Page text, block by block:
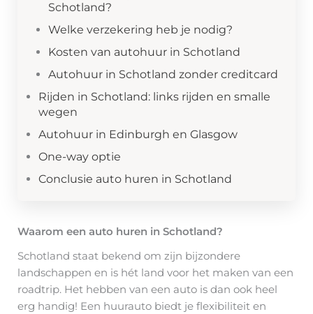
Schotland?
Welke verzekering heb je nodig?
Kosten van autohuur in Schotland
Autohuur in Schotland zonder creditcard
Rijden in Schotland: links rijden en smalle
wegen
Autohuur in Edinburgh en Glasgow
One-way optie
Conclusie auto huren in Schotland
Waarom een auto huren in Schotland?
Schotland staat bekend om zijn bijzondere
landschappen en is hét land voor het maken van een
roadtrip. Het hebben van een auto is dan ook heel
erg handig! Een huurauto biedt je flexibiliteit en